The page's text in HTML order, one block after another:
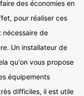
des économies en
pour réaliser ces
nécessaire de
Un installateur de
qu'on vous propose
équipements
difficiles, il est utile